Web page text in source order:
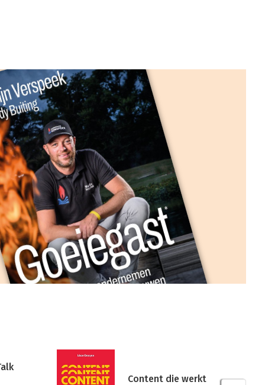
Content die werkt